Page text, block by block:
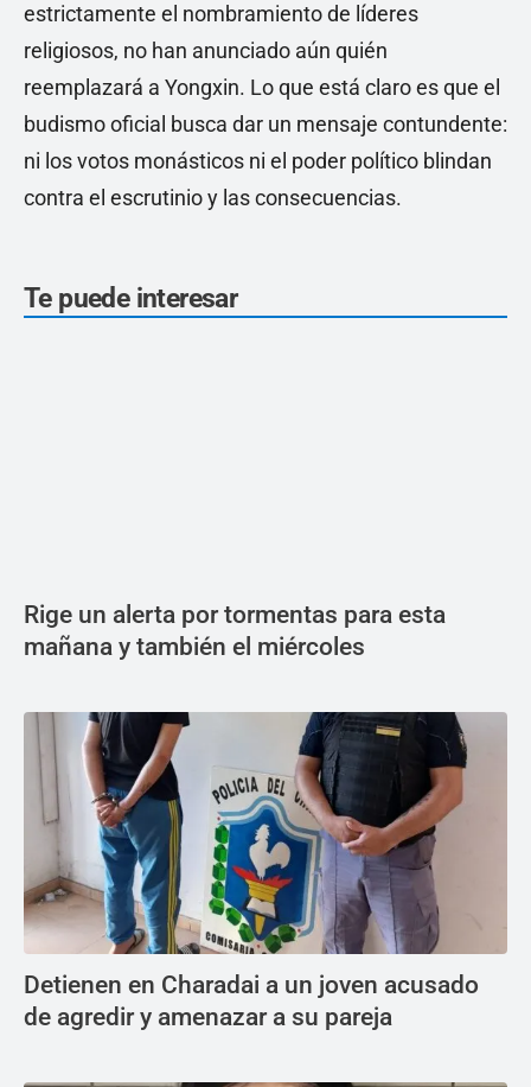
estrictamente el nombramiento de líderes
religiosos, no han anunciado aún quién
reemplazará a Yongxin. Lo que está claro es que el
budismo oficial busca dar un mensaje contundente:
ni los votos monásticos ni el poder político blindan
contra el escrutinio y las consecuencias.
Te puede interesar
Rige un alerta por tormentas para esta
mañana y también el miércoles
Detienen en Charadai a un joven acusado
de agredir y amenazar a su pareja